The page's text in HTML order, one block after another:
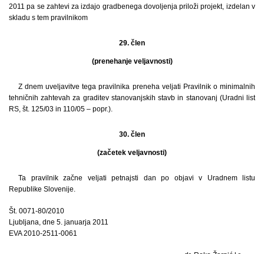
2011 pa se zahtevi za izdajo gradbenega dovoljenja priloži projekt, izdelan v
skladu s tem pravilnikom
29. člen
(prenehanje veljavnosti)
Z dnem uveljavitve tega pravilnika preneha veljati Pravilnik o minimalnih
tehničnih zahtevah za graditev stanovanjskih stavb in stanovanj (Uradni list
RS, št. 125/03 in 110/05 – popr.).
30. člen
(začetek veljavnosti)
Ta pravilnik začne veljati petnajsti dan po objavi v Uradnem listu
Republike Slovenije.
Št. 0071-80/2010
Ljubljana, dne 5. januarja 2011
EVA 2010-2511-0061